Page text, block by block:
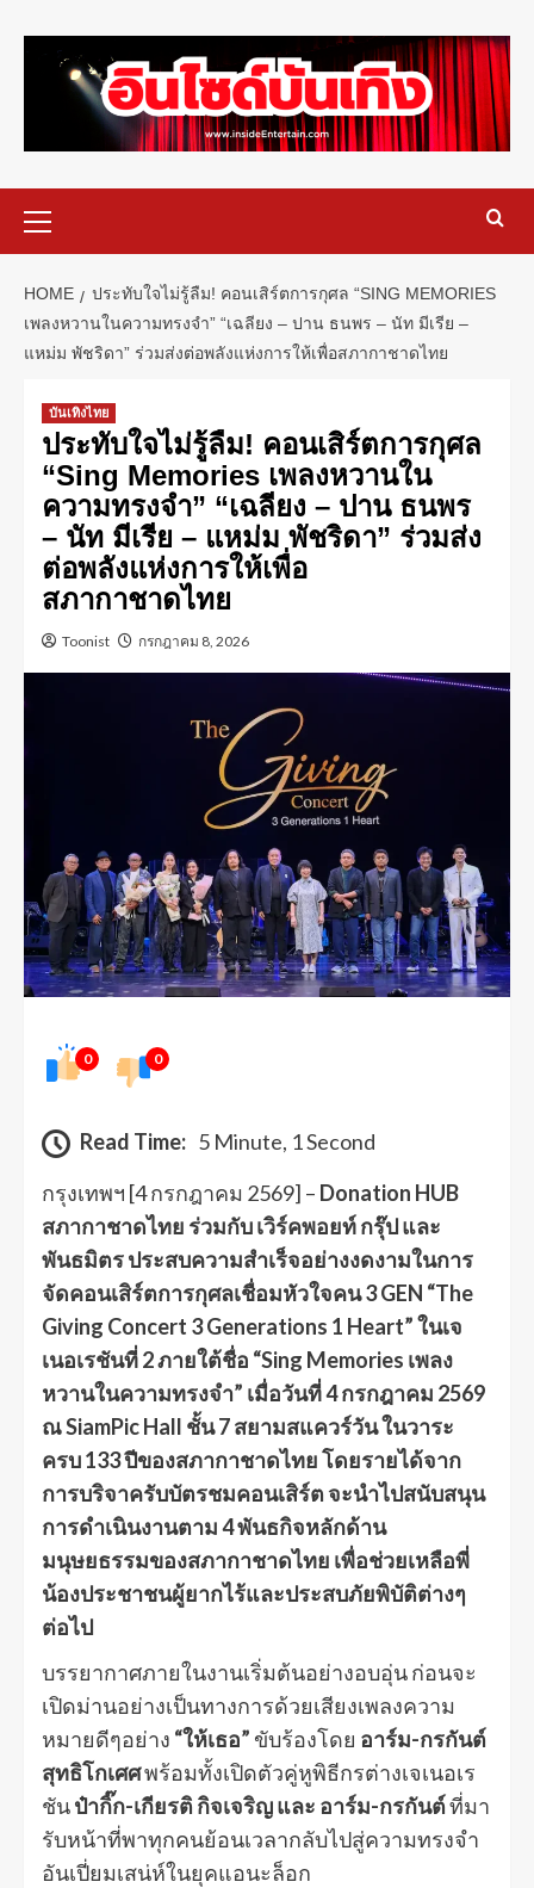
HOME
ประทับใจไม่รู้ลืม! คอนเสิร์ตการกุศล “SING MEMORIES
เพลงหวานในความทรงจำ” “เฉลียง – ปาน ธนพร – นัท มีเรีย –
แหม่ม พัชริดา” ร่วมส่งต่อพลังแห่งการให้เพื่อสภากาชาดไทย
บันเทิงไทย
ประทับใจไม่รู้ลืม! คอนเสิร์ตการกุศล
“Sing Memories เพลงหวานใน
ความทรงจำ” “เฉลียง – ปาน ธนพร
– นัท มีเรีย – แหม่ม พัชริดา” ร่วมส่ง
ต่อพลังแห่งการให้เพื่อ
สภากาชาดไทย
Toonist กรกฎาคม 8, 2026
0 0
Read Time: 5 Minute, 1 Second
กรุงเทพฯ [4 กรกฎาคม 2569] – Donation HUB
สภากาชาดไทย ร่วมกับ เวิร์คพอยท์ กรุ๊ป และ
พันธมิตร ประสบความสำเร็จอย่างงดงามในการ
จัดคอนเสิร์ตการกุศลเชื่อมหัวใจคน 3 GEN “The
Giving Concert 3 Generations 1 Heart” ในเจ
เนอเรชันที่ 2 ภายใต้ชื่อ “Sing Memories เพลง
หวานในความทรงจำ” เมื่อวันที่ 4 กรกฎาคม 2569
ณ SiamPic Hall ชั้น 7 สยามสแควร์วัน ในวาระ
ครบ 133 ปีของสภากาชาดไทย โดยรายได้จาก
การบริจาครับบัตรชมคอนเสิร์ต จะนำไปสนับสนุน
การดำเนินงานตาม 4 พันธกิจหลักด้าน
มนุษยธรรมของสภากาชาดไทย เพื่อช่วยเหลือพี่
น้องประชาชนผู้ยากไร้และประสบภัยพิบัติต่างๆ
ต่อไป
บรรยากาศภายในงานเริ่มต้นอย่างอบอุ่น ก่อนจะ
เปิดม่านอย่างเป็นทางการด้วยเสียงเพลงความ
หมายดีๆอย่าง “ให้เธอ” ขับร้องโดย อาร์ม-กรกันต์
สุทธิโกเศศพร้อมทั้งเปิดตัวคู่หูพิธีกรต่างเจเนอเร
ชันป๋ากิ๊ก-เกียรติ กิจเจริญ และ อาร์ม-กรกันต์ที่มา
รับหน้าที่พาทุกคนย้อนเวลากลับไปสู่ความทรงจำ
อันเปี่ยมเสน่ห์ในยุคแอนะล็อก